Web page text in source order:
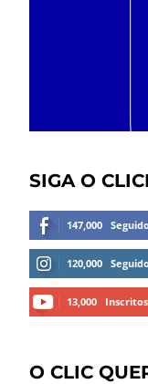
SIGA O
147,000
120,000
13,000 Inscritos
O CLIC